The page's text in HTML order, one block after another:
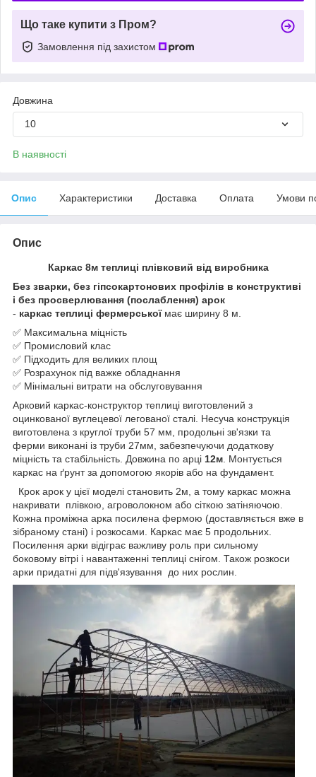
Що таке купити з Пром?
Замовлення під захистом
Довжина
10
В наявності
Опис Характеристики Доставка Оплата Умови
Опис
Каркас 8м теплиці плівковий від виробника
Без зварки, без гіпсокартонових профілів в конструктиві
і без просверлювання (послаблення) арок
- каркас теплиці фермерськоїмає ширину 8 м.
✅ Максимальна міцність
✅ Промисловий клас
✅ Підходить для великих площ
✅ Розрахунок під важке обладнання
✅ Мінімальні витрати на обслуговування
Арковий каркас-конструктор теплиці виготовлений з
оцинкованої вуглецевої легованої сталі. Несуча конструкція
виготовлена ​​з круглої труби 57 мм, продольні зв'язки та
ферми виконані із труби 27мм, забезпечуючи додаткову
міцність та стабільність. Довжина по арці 12м Монтується
каркас на ґрунт за допомогою якорів або на фундамент.
Крок арок у цієї моделі становить 2м, а тому каркас можна
накривати плівкою, агроволокном або сіткою затіняючою.
Кожна проміжна арка посилена фермою (доставляється вже в
зібраному стані) і розкосами. Каркас має 5 продольних.
Посилення арки відіграє важливу роль при сильному
боковому вітрі і навантаженні теплиці снігом. Також розкоси
арки придатні для підв'язування до них рослин.